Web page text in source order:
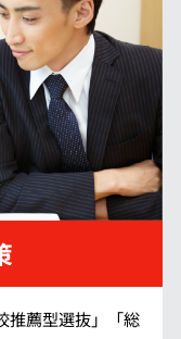
推薦型選抜」「総